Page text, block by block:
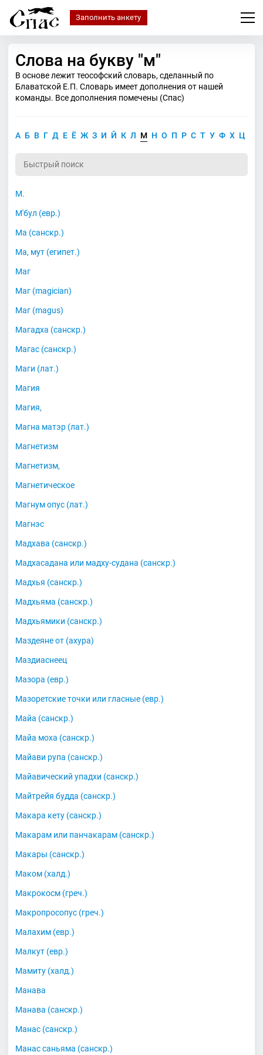
Заполнить анкету
Слова на букву "м"
В основе лежит теософский словарь, сделанный по
Блаватской Е.П. Словарь имеет дополнения от нашей
команды. Все дополнения помечены (Спас)
А Б В Г Д Е Ё Ж З И Й К Л М Н О П Р С Т У Ф Х Ц
М.
М'бул (евр.)
Ма (санскр.)
Ма, мут (египет.)
Маг
Маг (magician)
Маг (magus)
Магадха (санскр.)
Магас (санскр.)
Маги (лат.)
Магия
Магия,
Магна матэр (лат.)
Магнетизм
Магнетизм,
Магнетическое
Магнум опус (лат.)
Магнэс
Мадхава (санскр.)
Мадхасадана или мадху-судана (санскр.)
Мадхья (санскр.)
Мадхьяма (санскр.)
Мадхьямики (санскр.)
Маздеяне от (ахура)
Маздиаснеец
Мазора (евр.)
Мазоретские точки или гласные (евр.)
Майа (санскр.)
Майа моха (санскр.)
Майави рупа (санскр.)
Майавический упадхи (санскр.)
Майтрейя будда (санскр.)
Макара кету (санскр.)
Макарам или панчакарам (санскр.)
Макары (санскр.)
Маком (халд.)
Макрокосм (греч.)
Макропросопус (греч.)
Малахим (евр.)
Малкут (евр.)
Мамиту (халд.)
Манава
Манава (санскр.)
Манас (санскр.)
Манас саньяма (санскр.)